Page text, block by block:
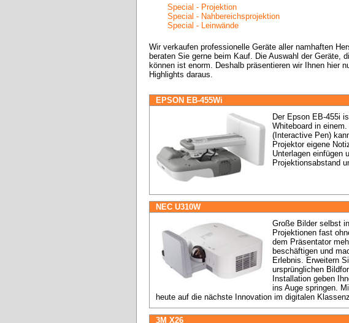
Special - Projektion
Special - Nahbereichsprojektion
Special - Leinwände
Wir verkaufen professionelle Geräte aller namhaften
beraten Sie gerne beim Kauf. Die Auswahl der Geräte,
können ist enorm. Deshalb präsentieren wir Ihnen hier
Highlights daraus.
EPSON EB-455Wi
Der Epson EB-455i
Whiteboard in
(Interactive Pen)
Projektor eigene
Unterlagen einfügen
Projektionsabstand
NEC U310W
Große Bilder selbst
Projektionen fast
dem Präsentator
beschäftigen und
Erlebnis. Erweitern
ursprünglichen
Installation geben
ins Auge springen.
heute auf die nächste Innovation im digitalen
3M X26